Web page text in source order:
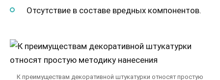
Отсутствие в составе вредных компонентов.
К преимуществам декоративной штукатурки относят простую